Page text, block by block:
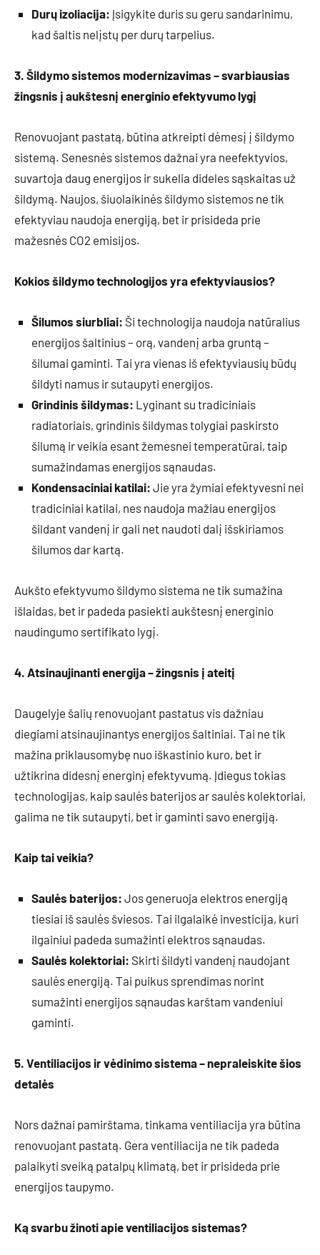
Durų izoliacija: Įsigykite duris su geru sandarinimu,
kad šaltis nelįstų per durų tarpelius.
3. Šildymo sistemos modernizavimas – svarbiausias
žingsnis į aukštesnį energinio efektyvumo lygį
Renovuojant pastatą, būtina atkreipti dėmesį į šildymo
sistemą. Senesnės sistemos dažnai yra neefektyvios,
suvartoja daug energijos ir sukelia dideles sąskaitas už
šildymą. Naujos, šiuolaikinės šildymo sistemos ne tik
efektyviau naudoja energiją, bet ir prisideda prie
mažesnės CO2 emisijos.
Kokios šildymo technologijos yra efektyviausios?
Šilumos siurbliai: Ši technologija naudoja natūralius
energijos šaltinius – orą, vandenį arba gruntą –
šilumai gaminti. Tai yra vienas iš efektyviausių būdų
šildyti namus ir sutaupyti energijos.
Grindinis šildymas: Lyginant su tradiciniais
radiatoriais, grindinis šildymas tolygiai paskirsto
šilumą ir veikia esant žemesnei temperatūrai, taip
sumažindamas energijos sąnaudas.
Kondensaciniai katilai: Jie yra žymiai efektyvesni nei
tradiciniai katilai, nes naudoja mažiau energijos
šildant vandenį ir gali net naudoti dalį išskiriamos
šilumos dar kartą.
Aukšto efektyvumo šildymo sistema ne tik sumažina
išlaidas, bet ir padeda pasiekti aukštesnį energinio
naudingumo sertifikato lygį.
4. Atsinaujinanti energija – žingsnis į ateitį
Daugelyje šalių renovuojant pastatus vis dažniau
diegiami atsinaujinantys energijos šaltiniai. Tai ne tik
mažina priklausomybę nuo iškastinio kuro, bet ir
užtikrina didesnį energinį efektyvumą. Įdiegus tokias
technologijas, kaip saulės baterijos ar saulės kolektoriai,
galima ne tik sutaupyti, bet ir gaminti savo energiją.
Kaip tai veikia?
Saulės baterijos: Jos generuoja elektros energiją
tiesiai iš saulės šviesos. Tai ilgalaikė investicija, kuri
ilgainiui padeda sumažinti elektros sąnaudas.
Saulės kolektoriai: Skirti šildyti vandenį naudojant
saulės energiją. Tai puikus sprendimas norint
sumažinti energijos sąnaudas karštam vandeniui
gaminti.
5. Ventiliacijos ir vėdinimo sistema – nepraleiskite šios
detalės
Nors dažnai pamirštama, tinkama ventiliacija yra būtina
renovuojant pastatą. Gera ventiliacija ne tik padeda
palaikyti sveiką patalpų klimatą, bet ir prisideda prie
energijos taupymo.
Ką svarbu žinoti apie ventiliacijos sistemas?